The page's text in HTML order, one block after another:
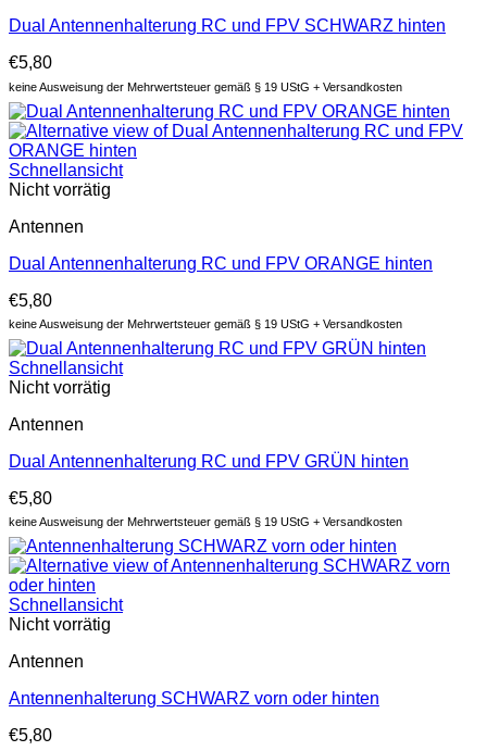
Dual Antennenhalterung RC und FPV SCHWARZ hinten
€5,80
keine Ausweisung der Mehrwertsteuer gemäß § 19 UStG + Versandkosten
Schnellansicht
Nicht vorrätig
Antennen
Dual Antennenhalterung RC und FPV ORANGE hinten
€5,80
keine Ausweisung der Mehrwertsteuer gemäß § 19 UStG + Versandkosten
Schnellansicht
Nicht vorrätig
Antennen
Dual Antennenhalterung RC und FPV GRÜN hinten
€5,80
keine Ausweisung der Mehrwertsteuer gemäß § 19 UStG + Versandkosten
Schnellansicht
Nicht vorrätig
Antennen
Antennenhalterung SCHWARZ vorn oder hinten
€5,80